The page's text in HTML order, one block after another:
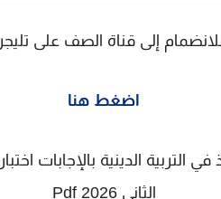
إلى قناة الصف على
اضغط هنا
التربية الدينية بالإجابات
الثانى 2026 Pdf